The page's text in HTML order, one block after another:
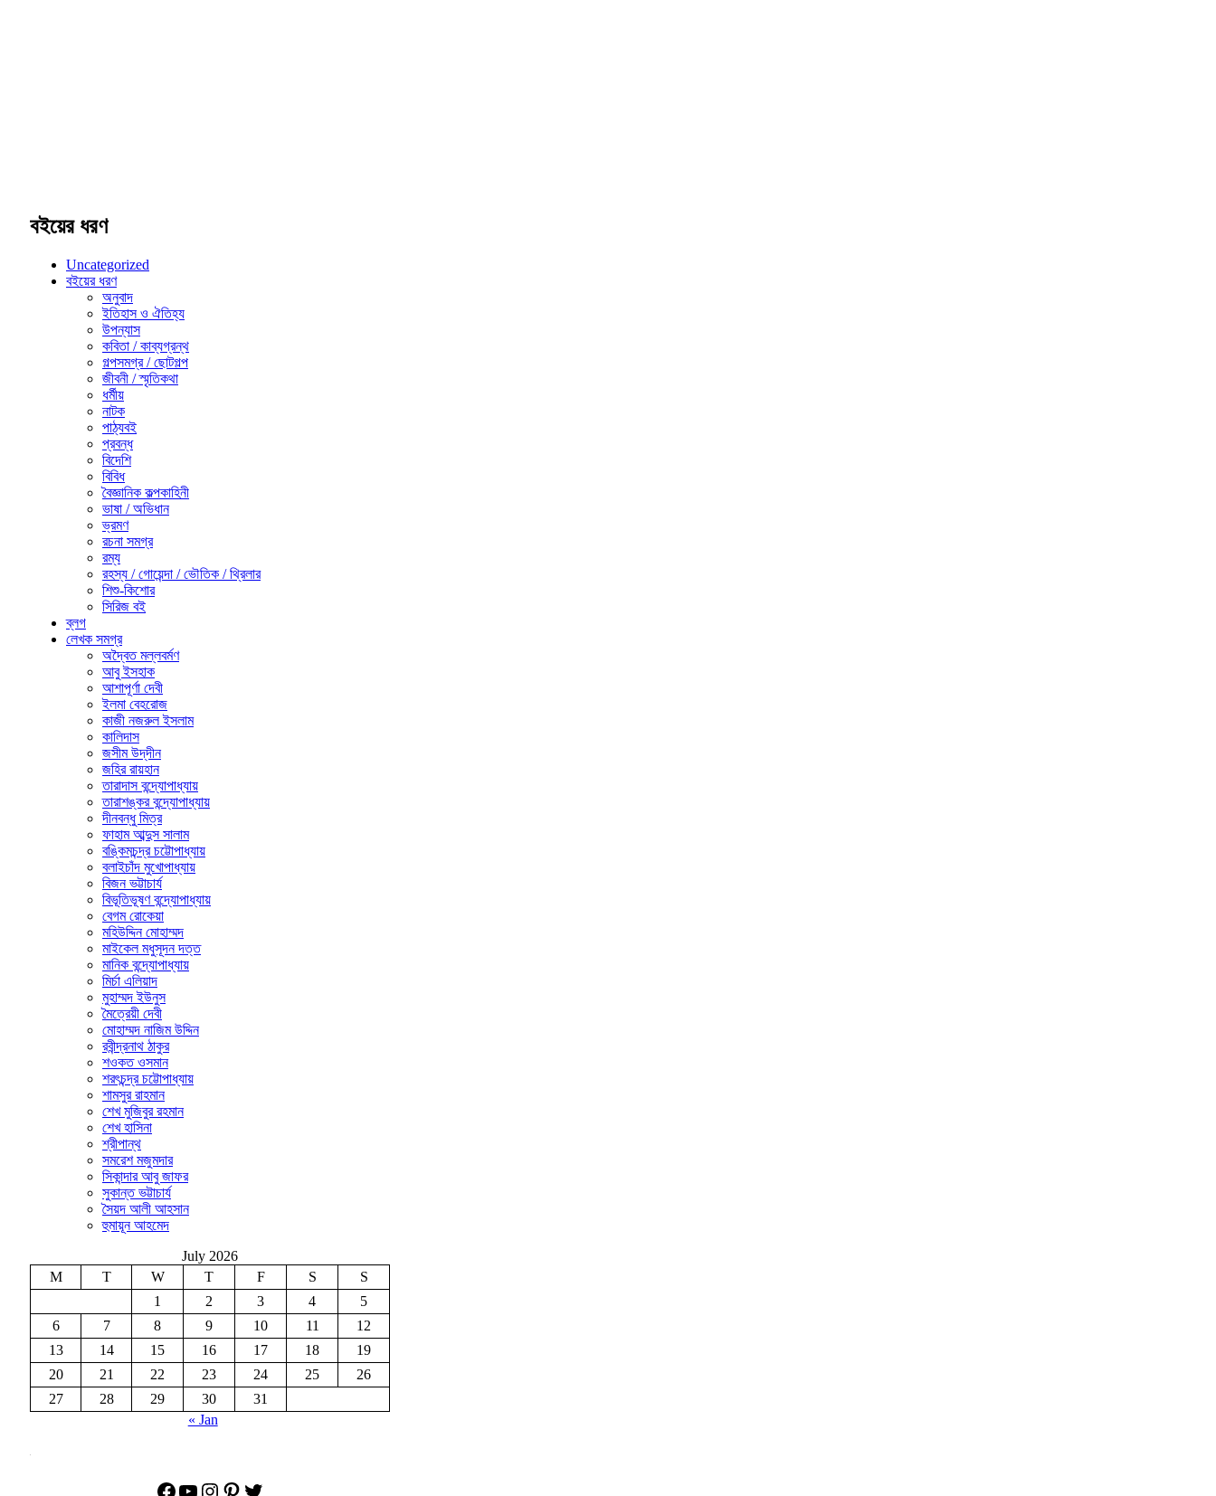
বইয়ের ধরণ
Uncategorized
বইয়ের ধরণ
অনুবাদ
ইতিহাস ও ঐতিহ্য
উপন্যাস
কবিতা / কাব্যগ্রন্থ
গল্পসমগ্র / ছোটগল্প
জীবনী / স্মৃতিকথা
ধর্মীয়
নাটক
পাঠ্যবই
প্রবন্ধ
বিদেশি
বিবিধ
বৈজ্ঞানিক কল্পকাহিনী
ভাষা / অভিধান
ভ্রমণ
রচনা সমগ্র
রম্য
রহস্য / গোয়েন্দা / ভৌতিক / থ্রিলার
শিশু-কিশোর
সিরিজ বই
ব্লগ
লেখক সমগ্র
অদ্বৈত মল্লবর্মণ
আবু ইসহাক
আশাপূর্ণা দেবী
ইলমা বেহরোজ
কাজী নজরুল ইসলাম
কালিদাস
জসীম উদ্‌দীন
জহির রায়হান
তারাদাস বন্দ্যোপাধ্যায়
তারাশঙ্কর বন্দ্যোপাধ্যায়
দীনবন্ধু মিত্র
ফাহাম আব্দুস সালাম
বঙ্কিমচন্দ্র চট্টোপাধ্যায়
বলাইচাঁদ মুখোপাধ্যায়
বিজন ভট্টাচার্য
বিভূতিভূষণ বন্দ্যোপাধ্যায়
বেগম রোকেয়া
মহিউদ্দিন মোহাম্মদ
মাইকেল মধুসূদন দত্ত
মানিক বন্দ্যোপাধ্যায়
মির্চা এলিয়াদ
মুহাম্মদ ইউনুস
মৈত্রেয়ী দেবী
মোহাম্মদ নাজিম উদ্দিন
রবীন্দ্রনাথ ঠাকুর
শওকত ওসমান
শরৎচন্দ্র চট্টোপাধ্যায়
শামসুর রাহমান
শেখ মুজিবুর রহমান
শেখ হাসিনা
শ্রীপান্থ
সমরেশ মজুমদার
সিকান্দার আবু জাফর
সুকান্ত ভট্টাচার্য
সৈয়দ আলী আহসান
হুমায়ূন আহমেদ
July 2026
M
T W T F S
S
1
2 3 4
5
6
7 8 9 10 11
12
13
14 15 16 17 18
19
20
21 22 23 24 25
26
27
28 29 30
31
« Jan
Facebook
YouTube
Instagram
Pinterest
Twitter